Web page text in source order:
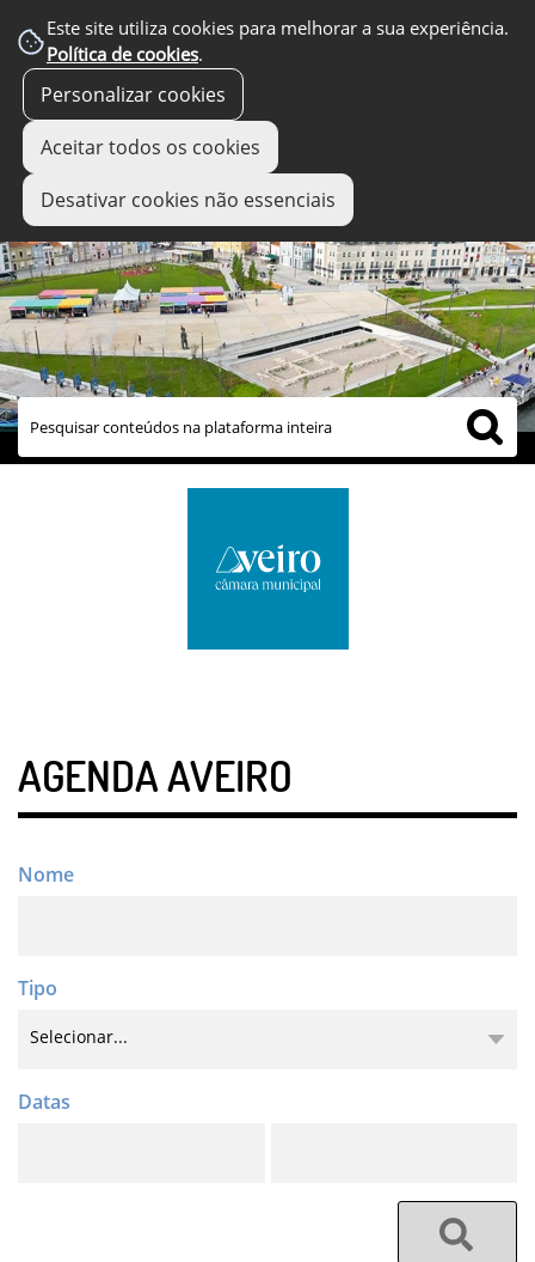
Este site utiliza cookies para melhorar a sua experiência.
Política de cookies.
Personalizar cookies
Aceitar todos os cookies
Desativar cookies não essenciais
links úteis
AGENDA AVEIRO